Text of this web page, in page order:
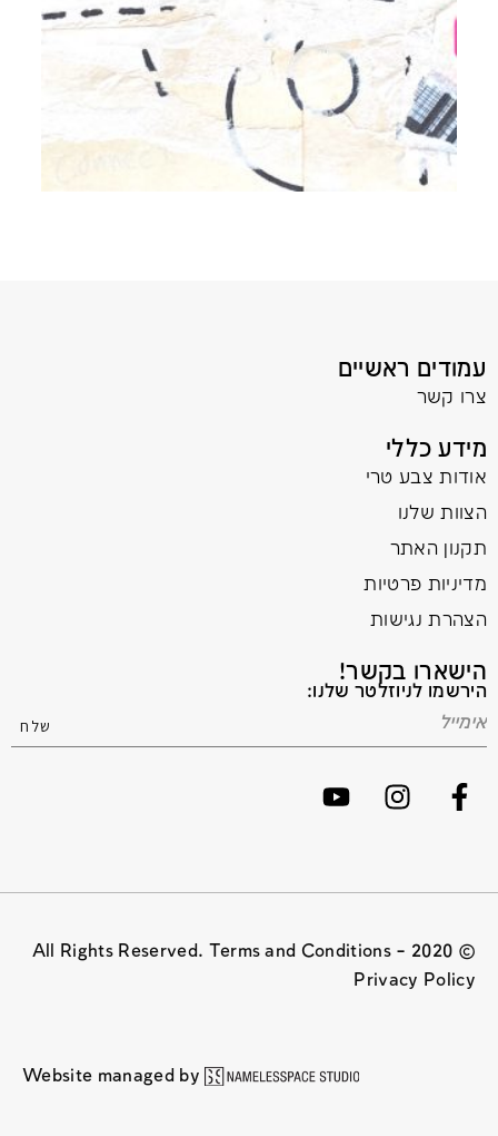
עמודים ראשיים
צרו קשר
מידע כללי
אודות צבע טרי
הצוות שלנו
תקנון האתר
מדיניות פרטיות
הצהרת נגישות
הישארו בקשר!
הירשמו לניוזלטר שלנו:
© 2020 All Rights Reserved. Terms and Conditions –
Privacy Policy
Website managed by